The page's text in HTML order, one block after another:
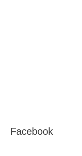
Facebook